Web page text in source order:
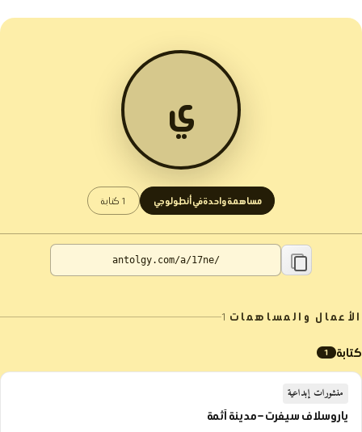
ي
مساهمة واحدة في أنطولوجي 1 كتابة
الأعمال والمساهمات 1
كتابة 1
منشورات إبداعية
ياروسلاف سيفرت – مدينة آثمة